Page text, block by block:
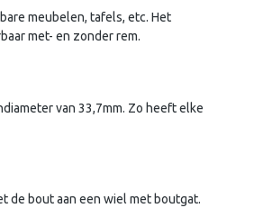
meubelen, tafels, etc. Het
met- en zonder rem.
van 33,7mm. Zo heeft elke
de bout aan een wiel met boutgat.